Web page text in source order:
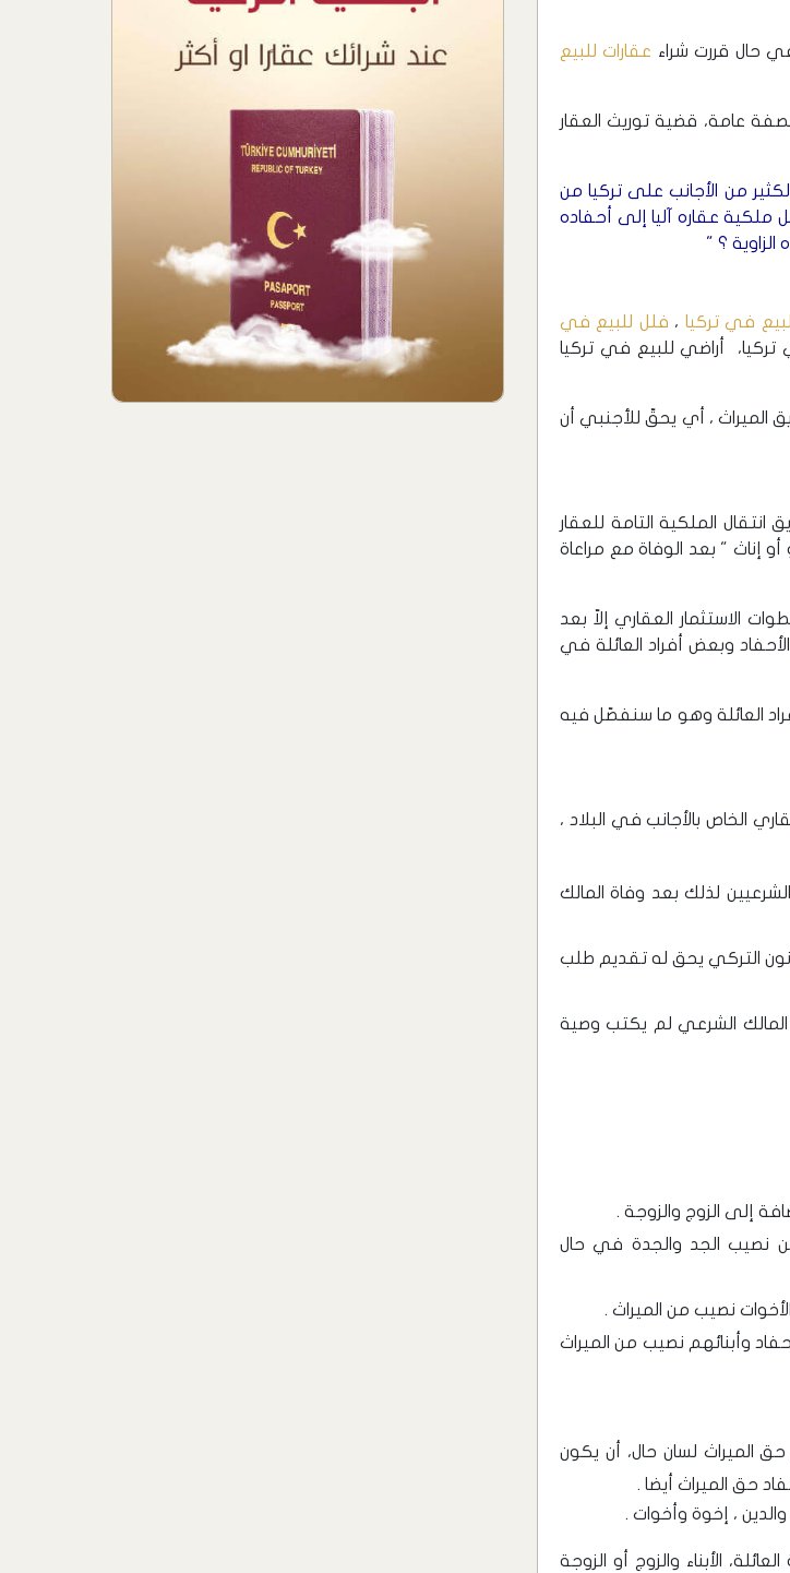
حال قررت شراء عقارات للبيع
عامة، قضية توريث العقار
من الأجانب على تركيا من
عقاره آليا إلى أحفاده
؟ "
في تركيا ، فلل للبيع في
تركيا، أراضي للبيع في تركيا
الميراث ، أي يحقّ للأجنبي أن
الملكية التامة للعقار
إناث " بعد الوفاة مع مراعاة
الاستثمار العقاري إلاّ بعد
وبعض أفراد العائلة في
العائلة وهو ما سنفصّل فيه
الخاص بالأجانب في البلاد ،
لذلك بعد وفاة المالك
التركي يحق له تقديم طلب
المالك الشرعي لم يكتب وصية
إلى الزوج والزوجة .
نصيب الجد والجدة في حال
نصيب من الميراث .
وأبنائهم نصيب من الميراث
حق الميراث لسان حال، أن يكون
حق الميراث أيضا .
، إخوة وأخوات .
الأبناء والزوج أو الزوجة